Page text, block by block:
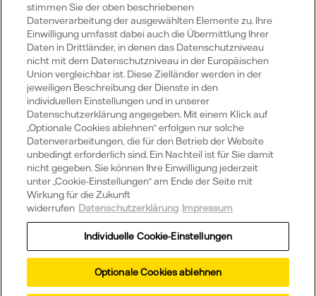
Nutzbarer Energiegehalt (bei Speichern)
Natürlich gibt es noch weitere Definitionen von
Echtzeitdaten.
Wussten Sie schon?
Welche Vorteile hat eine Vattenfall
Was ist Direktvermarktung Strom?
stimmen Sie der oben beschriebenen
Datenverarbeitung der ausgewählten Elemente zu. Ihre
Einwilligung umfasst dabei auch die Übermittlung Ihrer
Daten in Drittländer, in denen das Datenschutzniveau
nicht mit dem Datenschutzniveau in der Europäischen
Union vergleichbar ist. Diese Zielländer werden in der
jeweiligen Beschreibung der Dienste in den
individuellen Einstellungen und in unserer
Datenschutzerklärung angegeben. Mit einem Klick auf
„Optionale Cookies ablehnen“ erfolgen nur solche
Datenverarbeitungen, die für den Betrieb der Website
unbedingt erforderlich sind. Ein Nachteil ist für Sie damit
nicht gegeben. Sie können Ihre Einwilligung jederzeit
unter „Cookie-Einstellungen“ am Ende der Seite mit
Wirkung für die Zukunft
widerrufen Datenschutzerklärung Impressum
Individuelle Cookie-Einstellungen
Optionale Cookies ablehnen